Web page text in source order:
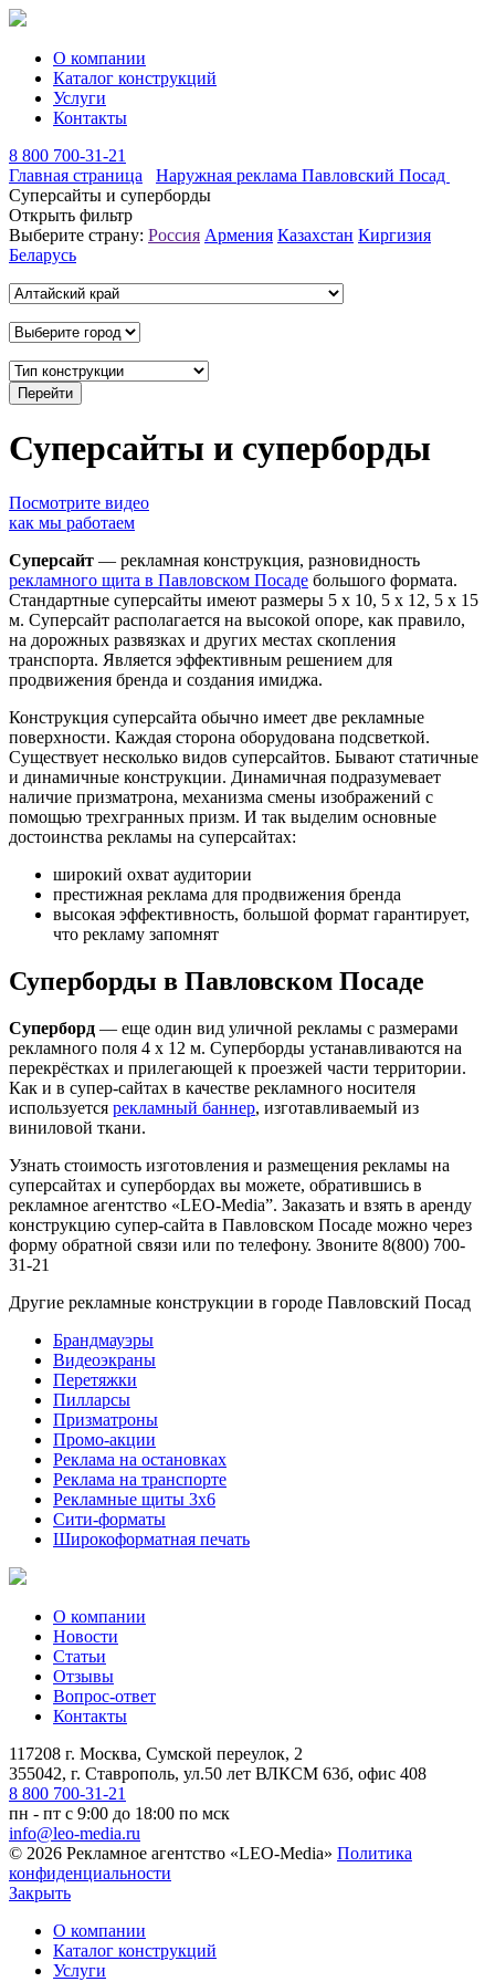
О компании
Каталог конструкций
Услуги
Контакты
8 800 700-31-21
Главная страница
Наружная реклама Павловский Посад
Суперсайты и суперборды
Открыть фильтр
Выберите страну: Россия Армения Казахстан Киргизия
Беларусь
Суперсайты и суперборды
Посмотрите видео
как мы работаем
Суперсайт — рекламная конструкция, разновидность
рекламного щита в Павловском Посаде большого формата.
Стандартные суперсайты имеют размеры 5 х 10, 5 х 12, 5 х 15
м. Суперсайт располагается на высокой опоре, как правило,
на дорожных развязках и других местах скопления
транспорта. Является эффективным решением для
продвижения бренда и создания имиджа.
Конструкция суперсайта обычно имеет две рекламные
поверхности. Каждая сторона оборудована подсветкой.
Существует несколько видов суперсайтов. Бывают статичные
и динамичные конструкции. Динамичная подразумевает
наличие призматрона, механизма смены изображений с
помощью трехгранных призм. И так выделим основные
достоинства рекламы на суперсайтах:
широкий охват аудитории
престижная реклама для продвижения бренда
высокая эффективность, большой формат гарантирует,
что рекламу запомнят
Суперборды в Павловском Посаде
Суперборд — еще один вид уличной рекламы с размерами
рекламного поля 4 х 12 м. Суперборды устанавливаются на
перекрёстках и прилегающей к проезжей части территории.
Как и в супер-сайтах в качестве рекламного носителя
используется рекламный баннер, изготавливаемый из
виниловой ткани.
Узнать стоимость изготовления и размещения рекламы на
суперсайтах и супербордах вы можете, обратившись в
рекламное агентство «LEO-Media”. Заказать и взять в аренду
конструкцию супер-сайта в Павловском Посаде можно через
форму обратной связи или по телефону. Звоните 8(800) 700-
31-21
Другие рекламные конструкции в городе Павловский Посад
Брандмауэры
Видеоэкраны
Перетяжки
Пилларсы
Призматроны
Промо-акции
Реклама на остановках
Реклама на транспорте
Рекламные щиты 3х6
Сити-форматы
Широкоформатная печать
О компании
Новости
Статьи
Отзывы
Вопрос-ответ
Контакты
117208 г. Москва, Сумской переулок, 2
355042, г. Ставрополь, ул.50 лет ВЛКСМ 63б, офис 408
8 800 700-31-21
пн - пт с 9:00 до 18:00 по мск
info@leo-media.ru
© 2026 Рекламное агентство «LEO-Media» Политика
конфиденциальности
Закрыть
О компании
Каталог конструкций
Услуги